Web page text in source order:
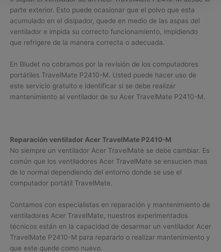
parte exterior. Esto puede ocasionar que el polvo que esta
acumulado en el disipador, quede en medio de las aspas del
ventilador e impida su correcto funcionamiento, impidiendo
que refrigere de la manera correcta o adecuada.
En Bludet no cobramos por la revisión de los computadores
portátiles TravelMate P2410-M. Usted puede hacer uso de
este servicio gratuito e identificar si se debe realizar
mantenimiento al ventilador de su Acer TravelMate P2410-M.
Reparación ventilador Acer TravelMate P2410-M
No siempre un ventilador Acer TravelMate se debe cambiar. Es
común que los ventiladores Acer TravelMate se ensucien mas
de lo normal dependiendo del entorno donde se use el
computador portátil TravelMate.
Contamos con especialistas en reparación y mantenimiento de
ventiladores Acer TravelMate, nuestros experimentados
técnicos están en la capacidad de desarmar un ventilador Acer
TravelMate P2410-M para repararlo o realizar mantenimiento y
que este quede como nuevo.